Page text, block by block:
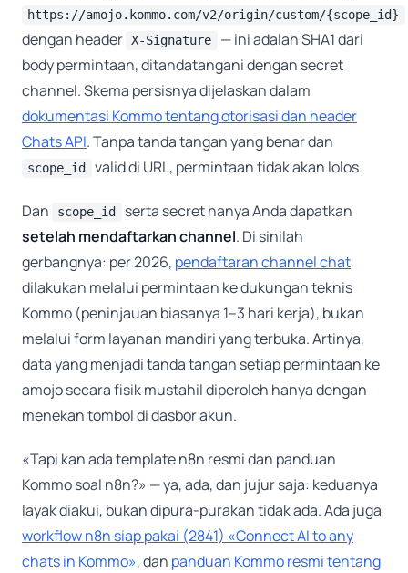
https://amojo.kommo.com/v2/origin/custom/{scope_id}
dengan header X-Signature
— ini adalah SHA1 dari
body permintaan, ditandatangani dengan secret
channel. Skema persisnya dijelaskan dalam
dokumentasi Kommo tentang otorisasi dan header
Chats API. Tanpa tanda tangan yang benar dan
scope_id valid di URL, permintaan tidak akan lolos.
Dan scope_id
serta secret hanya Anda dapatkan
setelah mendaftarkan channel. Di sinilah
gerbangnya: per 2026, pendaftaran channel chat
dilakukan melalui permintaan ke dukungan teknis
Kommo (peninjauan biasanya 1–3 hari kerja), bukan
melalui form layanan mandiri yang terbuka. Artinya,
data yang menjadi tanda tangan setiap permintaan ke
amojo secara fisik mustahil diperoleh hanya dengan
menekan tombol di dasbor akun.
«Tapi kan ada template n8n resmi dan panduan
Kommo soal n8n?» — ya, ada, dan jujur saja: keduanya
layak diakui, bukan dipura-purakan tidak ada. Ada juga
workflow n8n siap pakai (2841) «Connect AI to any
chats in Kommo», dan panduan Kommo resmi tentang